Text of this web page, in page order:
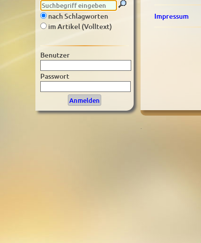
nach Schlagworten
im Artikel (Volltext)
Benutzer
Passwort
Impressum
.